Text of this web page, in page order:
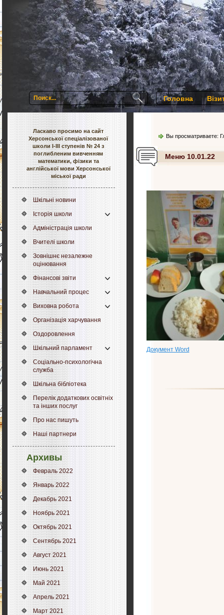
Головна
Ласкаво просимо на сайт
Херсонської спеціалізованої
школи І-ІІІ ступенів № 24 з
поглибленим вивченням
математики, фізики та
англійської мови Херсонської
міської ради
Шкільні новини
Історія школи
Адміністрація школи
Вчителі школи
Зовнішнє незалежне
оцінювання
Фінансові звіти
Навчальний процес
Виховна робота
Організація харчування
Оздоровлення
Шкільний парламент
Соціально-психологічна
служба
Шкільна бібліотека
Перелік додаткових освітніх
та інших послуг
Про нас пишуть
Наші партнери
Архивы
Февраль 2022
Январь 2022
Декабрь 2021
Ноябрь 2021
Октябрь 2021
Сентябрь 2021
Август 2021
Июнь 2021
Май 2021
Апрель 2021
Март 2021
Вы просматриваете:
Меню 10.01.22
Документ Word